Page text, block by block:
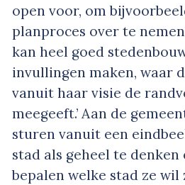
open voor, om
planproces over te
kan heel goed
invullingen maken, waar
vanuit haar visie de
meegeeft.’ Aan de
sturen vanuit een
stad als geheel te
bepalen welke stad ze